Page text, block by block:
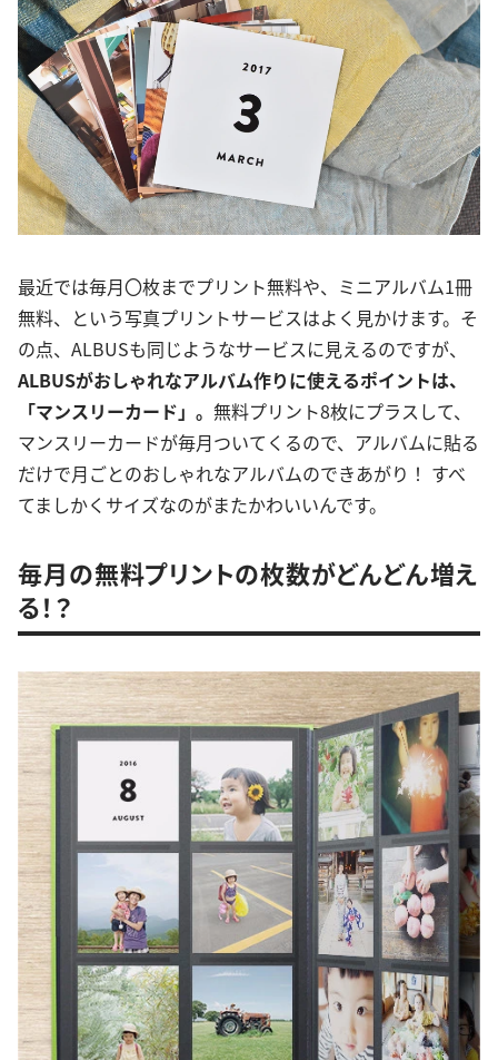
最近では毎月〇枚までプリント無料や、ミニアルバム1冊
無料、という写真プリントサービスはよく見かけます。そ
の点、ALBUSも同じようなサービスに見えるのですが、
ALBUSがおしゃれなアルバム作りに使えるポイントは、
「マンスリーカード」。 無料プリント8枚にプラスして、
マンスリーカードが毎月ついてくるので、アルバムに貼る
だけで月ごとのおしゃれなアルバムのできあがり！ すべ
てましかくサイズなのがまたかわいいんです。
毎月の無料プリントの枚数がどんどん増え
る！？